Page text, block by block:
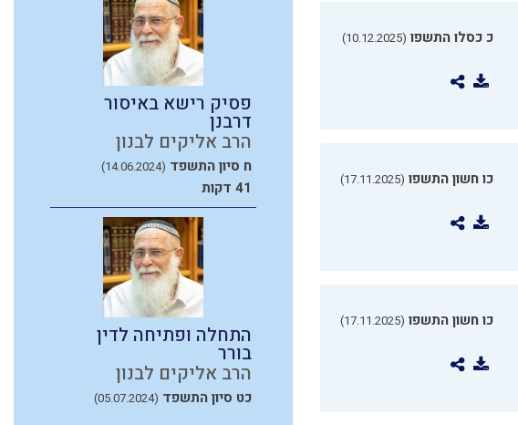
כ כסלו התשפו (10.12.2025)
כו חשון התשפו (17.11.2025)
כו חשון התשפו (17.11.2025)
פסיק רישא באיסור
דרבנן
הרב אליקים לבנון
ח סיון התשפד (14.06.2024)
41 דקות
התחלה ופתיחה לדין
בורר
הרב אליקים לבנון
כט סיון התשפד (05.07.2024)